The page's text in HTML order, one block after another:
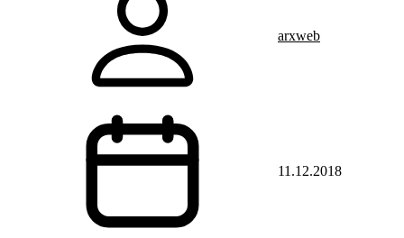
arxweb
11.12.2018